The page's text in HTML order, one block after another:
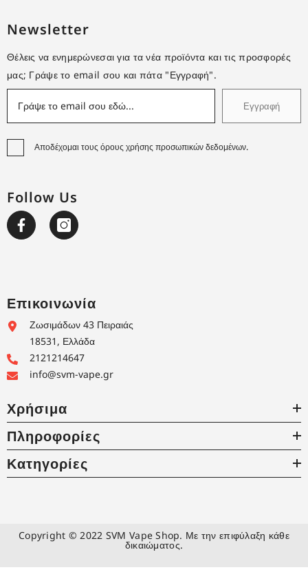
Newsletter
Θέλεις να ενημερώνεσαι για τα νέα προϊόντα και τις προσφορές
μας; Γράψε το email σου και πάτα "Εγγραφή".
Εγγραφή
Αποδέχομαι τους όρους χρήσης προσωπικών δεδομένων.
Follow Us
Επικοινωνία
Ζωσιμάδων 43 Πειραιάς
18531, Ελλάδα
2121214647
info@svm-vape.gr
Χρήσιμα
Πληροφορίες
Κατηγορίες
Copyright © 2022 SVM Vape Shop. Με την επιφύλαξη κάθε
δικαιώματος.